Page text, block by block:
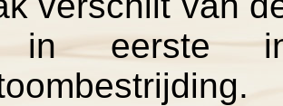
in eerste